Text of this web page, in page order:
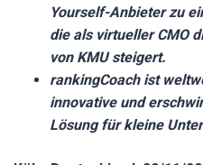
Yourself-Anbieter zu
die als virtueller CMO
von KMU steigert.
rankingCoach ist
innovative und
Lösung für kleine